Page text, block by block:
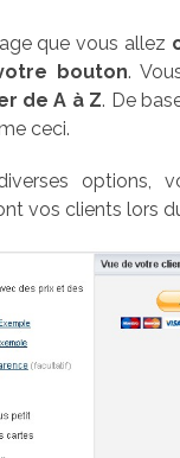
que vous allez
bouton.
de A à Z. De
ceci.
options,
vos clients lors